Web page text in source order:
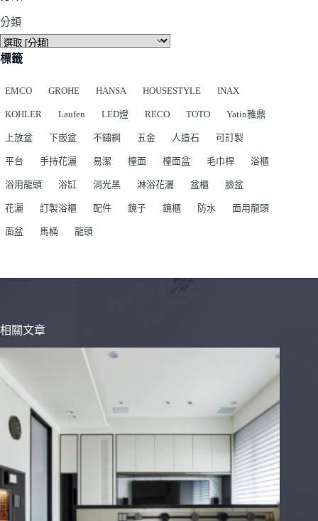
分類
標籤
EMCO GROHE HANSA HOUSESTYLE INAX
KOHLER Laufen LED燈 RECO TOTO Yatin雅鼎
上放盆 下嵌盆 不鏽鋼 五金 人造石 可訂製
平台 手持花灑 易潔 檯面 檯面盆 毛巾桿 浴櫃
浴用龍頭 浴缸 消光黑 淋浴花灑 盆櫃 臉盆
花灑 訂製浴櫃 配件 鏡子 鏡櫃 防水 面用龍頭
面盆 馬桶 龍頭
相關文章